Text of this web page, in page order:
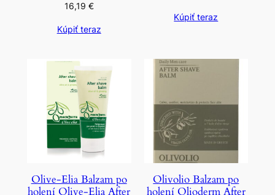
16,19 €
Kúpiť teraz
Kúpiť teraz
Olive-Elia Balzam po
holení Olive-Elia After
Olivolio Balzam po
holení Olioderm After